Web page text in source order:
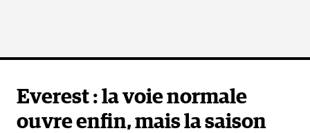
Everest : la voie normale
ouvre enfin, mais la saison